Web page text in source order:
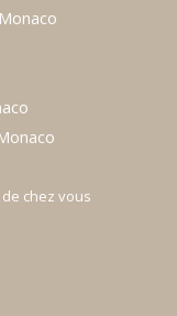
chez vous